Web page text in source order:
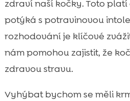
zdraví naší kočky. Toto
potýká s potravinovou
rozhodování je klíčové
nám pomohou zajistit, že
zdravou stravu.
Vyhýbat bychom se měli